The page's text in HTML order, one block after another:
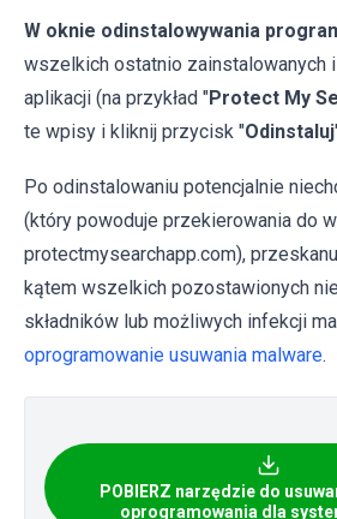
W oknie odinstalowywania
wszelkich ostatnio zainstalowanych
aplikacji (na przykład "Protect My
te wpisy i kliknij przycisk "Odinstaluj
Po odinstalowaniu potencjalnie
(który powoduje przekierowania do
protectmysearchapp.com),
kątem wszelkich pozostawionych
składników lub możliwych infekcji
oprogramowanie usuwania malware.
POBIERZ narzędzie do
oprogramowania dla